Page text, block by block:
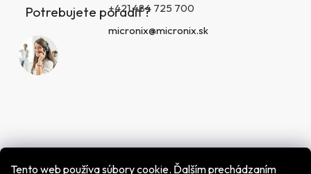
Tento web používa súbory cookie. Ďalším prechádzaním
Potrebujete poradiť?+421 484 725 700
micronix@micronix.sk